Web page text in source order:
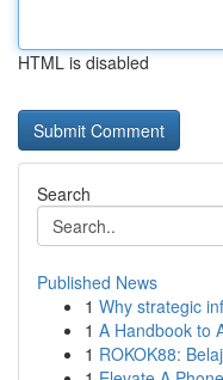
HTML is disabled
Search
Published News
1 Why strategic
1 A Handbook to
1 ROKOK88: